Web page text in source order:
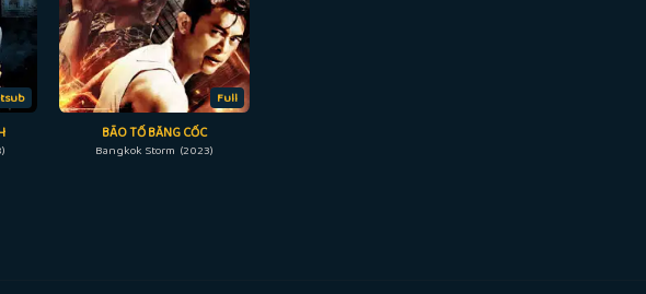
Full
BÃO TỐ BĂNG CỐC
Bangkok Storm (2023)